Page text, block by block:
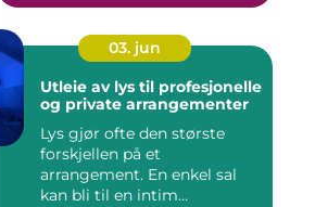
03. jun
Utleie av lys til profesjonelle
og private arrangementer
Lys gjør ofte den største
forskjellen på et
arrangement. En enkel sal
kan bli til en intim